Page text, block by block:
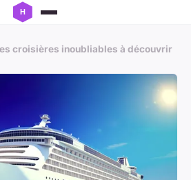
croisières inoubliables à découvrir